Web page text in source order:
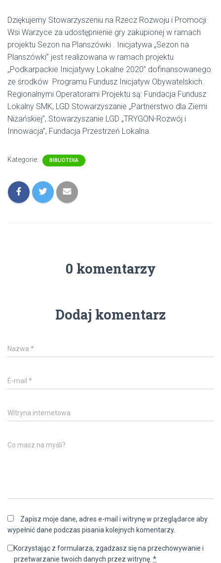
Dziękujemy Stowarzyszeniu na Rzecz Rozwoju i Promocji
Wsi Warzyce za udostępnienie gry zakupionej w ramach
projektu Sezon na Planszówki . Inicjatywa „Sezon na
Planszówki” jest realizowana w ramach projektu
„Podkarpackie Inicjatywy Lokalne 2020” dofinansowanego
ze środków Programu Fundusz Inicjatyw Obywatelskich.
Regionalnymi Operatorami Projektu są: Fundacja Fundusz
Lokalny SMK, LGD Stowarzyszanie „Partnerstwo dla Ziemi
Niżańskiej”, Stowarzyszanie LGD „TRYGON-Rozwój i
Innowacja”, Fundacja Przestrzeń Lokalna.
Kategorie: BIBLIOTEKA
0 komentarzy
Dodaj komentarz
Nazwa *
E-mail *
Witryna internetowa
Co masz na myśli?
Zapisz moje dane, adres e-mail i witrynę w przeglądarce aby
wypełnić dane podczas pisania kolejnych komentarzy.
Korzystając z formularza, zgadzasz się na przechowywanie i
przetwarzanie twoich danych przez witrynę. *